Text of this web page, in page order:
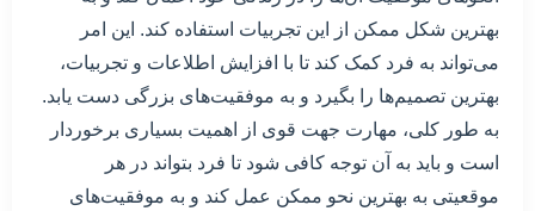
بهترین شکل ممکن از این تجربیات استفاده کند. این امر
می‌تواند به فرد کمک کند تا با افزایش اطلاعات و تجربیات،
بهترین تصمیم‌ها را بگیرد و به موفقیت‌های بزرگی دست یابد.
به طور کلی، مهارت جهت قوی از اهمیت بسیاری برخوردار
است و باید به آن توجه کافی شود تا فرد بتواند در هر
موقعیتی به بهترین نحو ممکن عمل کند و به موفقیت‌های